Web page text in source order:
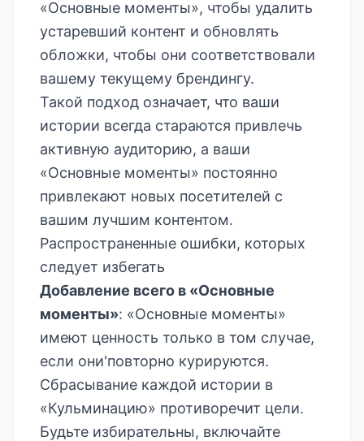
«Основные моменты», чтобы удалить
устаревший контент и обновлять
обложки, чтобы они соответствовали
вашему текущему брендингу.
Такой подход означает, что ваши
истории всегда стараются привлечь
активную аудиторию, а ваши
«Основные моменты» постоянно
привлекают новых посетителей с
вашим лучшим контентом.
Распространенные ошибки, которых
следует избегать
Добавление всего в «Основные
моменты»: «Основные моменты»
имеют ценность только в том случае,
если они'повторно курируются.
Сбрасывание каждой истории в
«Кульминацию» противоречит цели.
Будьте избирательны, включайте